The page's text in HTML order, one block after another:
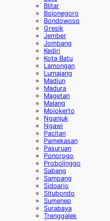
Blitar
Bojonegoro
Bondowoso
Gresik
Jember
Jombang
Kediri
Kota Batu
Lamongan
Lumajang
Madiun
Madura
Magetan
Malang
Mojokerto
Nganjuk
Ngawi
Pacitan
Pamekasan
Pasuruan
Ponorogo
Probolinggo
Sabang
Sampang
Sidoarjo
Situbondo
Sumenep
Surabaya
Trenggalek